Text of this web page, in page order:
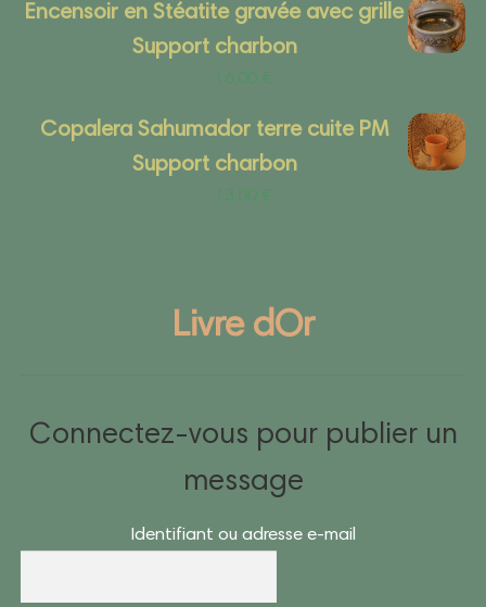
Encensoir en Stéatite gravée avec grille
Support charbon
16.00 €
Copalera Sahumador terre cuite PM
Support charbon
13.00 €
Livre dOr
Connectez-vous pour publier un
message
Identifiant ou adresse e-mail